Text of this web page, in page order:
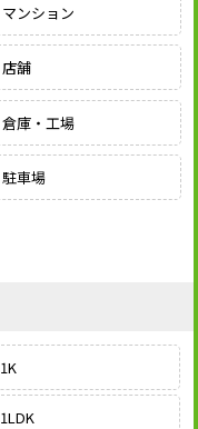
マンション
店舗
倉庫・工場
駐車場
1K
1LDK